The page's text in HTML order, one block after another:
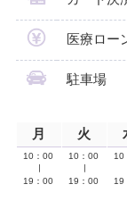
医療ロー
駐車場
月 火
10：00
19：00
10：00
19：00
10
19